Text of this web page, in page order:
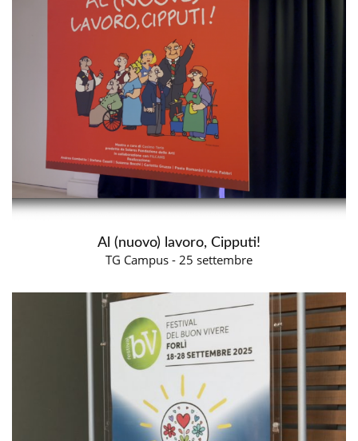
Al (nuovo) lavoro, Cipputi!
TG Campus - 25 settembre